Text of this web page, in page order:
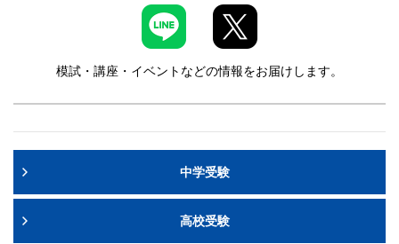
模試・講座・イベントなどの情報をお届けします。
中学受験
高校受験